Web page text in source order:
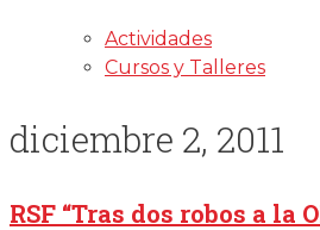
Actividades
Cursos y Talleres
diciembre 2, 2011
RSF “Tras dos robos a la